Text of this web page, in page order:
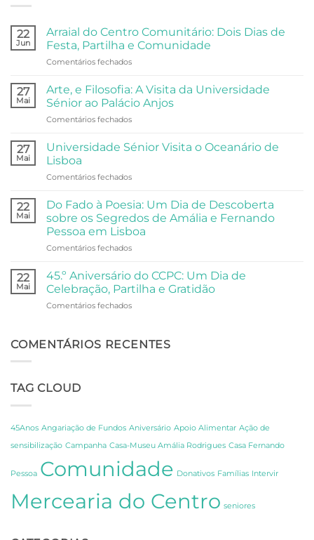
22
Jun
Arraial do Centro Comunitário: Dois Dias de
Festa, Partilha e Comunidade
Comentários fechadosem
do
Centro
Comunitário:
Dois
de
e
27
Mai
Arte, e Filosofia: A Visita da Universidade
Sénior ao Palácio Anjos
Comentários fechadosem
e
Filosofia:
Visita
Universidade
Sénior
Palácio
Anjos
27
Mai
Universidade Sénior Visita o Oceanário de
Lisboa
Comentários fechadosem
Sénior
Visita
o
Oceanário
de
22
Mai
Do Fado à Poesia: Um Dia de Descoberta
sobre os Segredos de Amália e Fernando
Pessoa em Lisboa
Comentários fechadosem
Fado
à
Poesia:
Um
Descoberta
Fernando
em
Lisboa
22
Mai
45.º Aniversário do CCPC: Um Dia de
Celebração, Partilha e Gratidão
Comentários fechadosem
do
e
COMENTÁRIOS RECENTES
TAG CLOUD
45Anos Angariação de Fundos Aniversário Apoio Alimentar Ação de
sensibilização Campanha Casa-Museu Amália Rodrigues Casa Fernando
Pessoa Comunidade Donativos Famílias Intervir
Mercearia do Centro seniores